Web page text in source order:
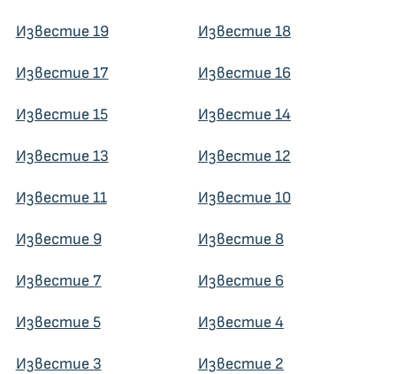
Известие 19 Известие 18
Известие 17 Известие 16
Известие 15 Известие 14
Известие 13 Известие 12
Известие 11 Известие 10
Известие 9 Известие 8
Известие 7 Известие 6
Известие 5 Известие 4
Известие 3 Известие 2